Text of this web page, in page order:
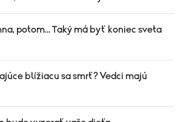
potom... Taký má byť koniec sveta
blížiacu sa smrť? Vedci majú